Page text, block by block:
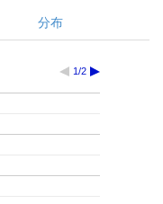
分布
1/2